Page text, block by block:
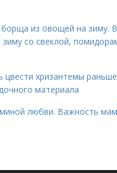
из овощей на зиму.
со свеклой,
цвести хризантемы
материала
любви. Важность